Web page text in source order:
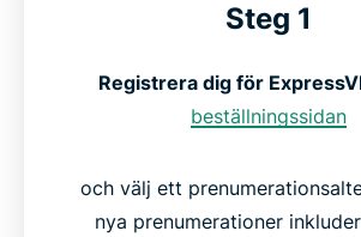
Steg 1
Registrera dig för
beställningssidan
och välj ett
nya prenumerationer